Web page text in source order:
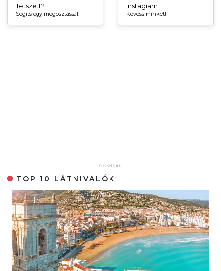
Tetszett?
Segíts egy megosztással!
Instagram
Kövess minket!
TOP 10 LÁTNIVALÓK